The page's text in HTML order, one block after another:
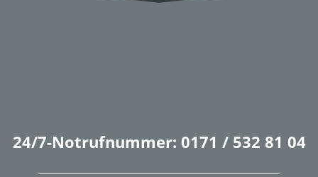
24/7-Notrufnummer: 0171 / 532 81 04